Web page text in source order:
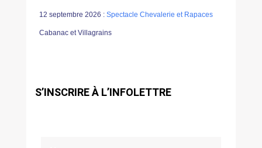
12 septembre 2026 : Spectacle Chevalerie et Rapaces
Cabanac et Villagrains
S’INSCRIRE À L’INFOLETTRE